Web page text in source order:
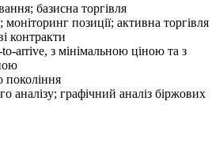
базисна торгівля
моніторинг позиції; активна торгівля
контракти
arrive, з мінімальною ціною та з
покоління
аналізу; графічний аналіз біржових